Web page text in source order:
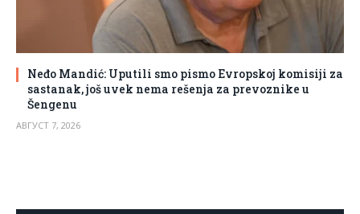
Neđo Mandić: Uputili smo pismo Evropskoj komisiji za
sastanak, još uvek nema rešenja za prevoznike u
Šengenu
АВГУСТ 7, 2026